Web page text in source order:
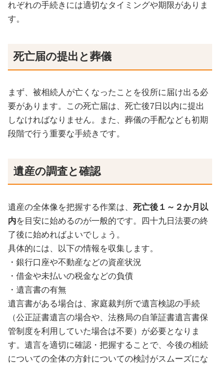
れぞれの手続きには適切なタイミングや期限がありま
す。
死亡届の提出と葬儀
まず、被相続人が亡くなったことを役所に届け出る必
要があります。この死亡届は、死亡後7日以内に提出
しなければなりません。また、葬儀の手配なども初期
段階で行う重要な手続きです。
遺産の調査と確認
遺産の全体像を把握する作業は、 死亡後１～２か月以
内を目安に始めるのが一般的です。四十九日法要の終
了後に始めればよいでしょう。
具体的には、以下の情報を収集します。
・銀行口座や不動産などの資産状況
・借金や未払いの税金などの負債
・遺言書の有無
遺言書がある場合は、家庭裁判所で遺言検認の手続
（公正証書遺言の場合や、法務局の自筆証書遺言書保
管制度を利用していた場合は不要）が必要となりま
す。遺言を適切に確認・把握することで、今後の相続
についての全体の方針についての検討がスムーズにな